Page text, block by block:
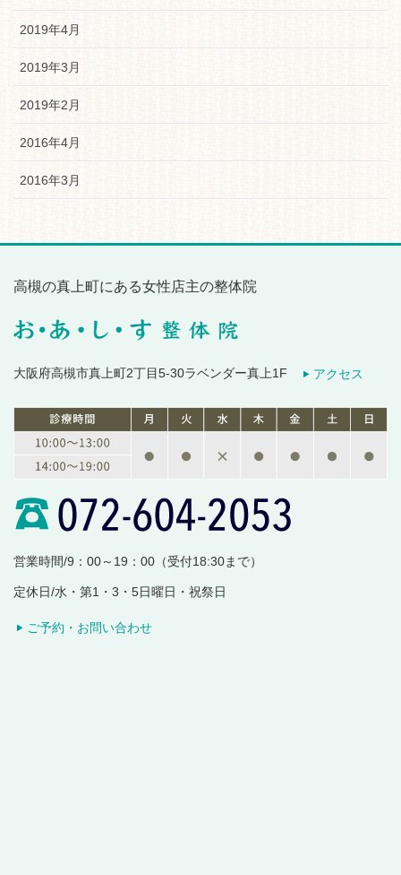
2019年4月
2019年3月
2019年2月
2016年4月
2016年3月
高槻の真上町にある女性店主の整体院
大阪府高槻市真上町2丁目5-30ラベンダー真上1F アクセス
営業時間/9：00～19：00（受付18:30まで）
定休日/水・第1・3・5日曜日・祝祭日
ご予約・お問い合わせ